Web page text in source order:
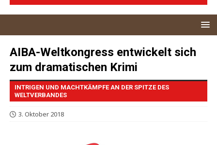
AIBA-Weltkongress entwickelt sich
zum dramatischen Krimi
INTRIGEN UND MACHTKÄMPFE AN DER SPITZE DES
WELTVERBANDES
3. Oktober 2018